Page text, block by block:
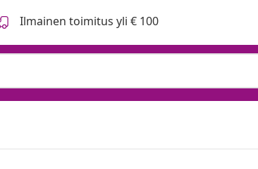
Ilmainen toimitus yli € 100